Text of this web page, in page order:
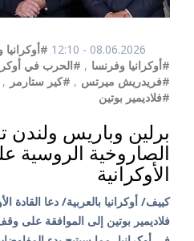
08.06.2026 - 12:10 #أوكرانيا
#أوكرانيا وفرنسا , #الحرب في
#فريدريش ميرتس , #كير ستارمر ,
#فلاديمير بوتين
برلين وباريس ولندن
الصاروخية الروسية
الأوكرانية
كييف/ أوكرانيا بالعربية/ دعا القادة
فلاديمير بوتين إلى الموافقة على